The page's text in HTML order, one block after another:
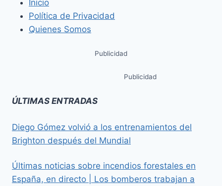
Inicio
Política de Privacidad
Quienes Somos
Publicidad
Publicidad
ÚLTIMAS ENTRADAS
Diego Gómez volvió a los entrenamientos del
Brighton después del Mundial
Últimas noticias sobre incendios forestales en
España, en directo | Los bomberos trabajan a